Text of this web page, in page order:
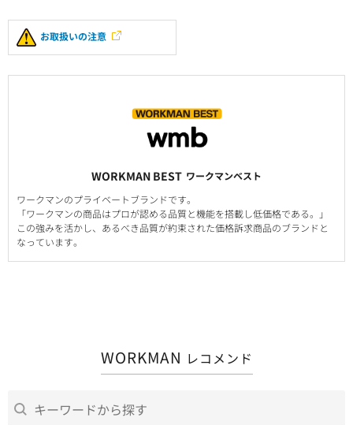
お取扱いの注意
WORKMAN BEST ワークマンベスト
ワークマンのプライベートブランドです。
「ワークマンの商品はプロが認める品質と機能を搭載し低価格である。」
この強みを活かし、あるべき品質が約束された価格訴求商品のブランドと
なっています。
WORKMAN レコメンド